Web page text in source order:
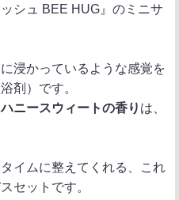
シュ BEE HUG』のミニサ
浸かっているような感覚を
剤）です。
ハニースウィートの香り は、
イムに整えてくれる、これ
セットです。